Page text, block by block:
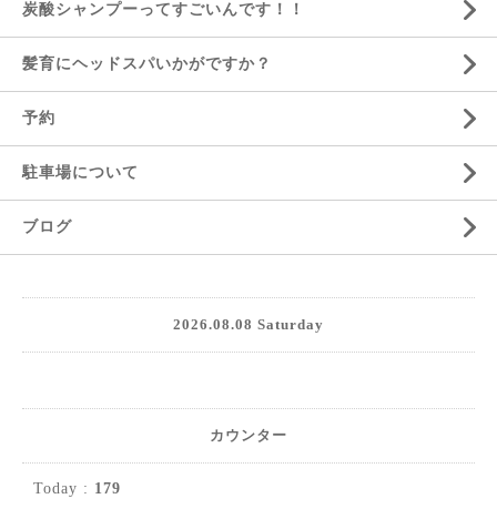
炭酸シャンプーってすごいんです！！
髪育にヘッドスパいかがですか？
予約
駐車場について
ブログ
2026.08.08 Saturday
カウンター
Today : 179